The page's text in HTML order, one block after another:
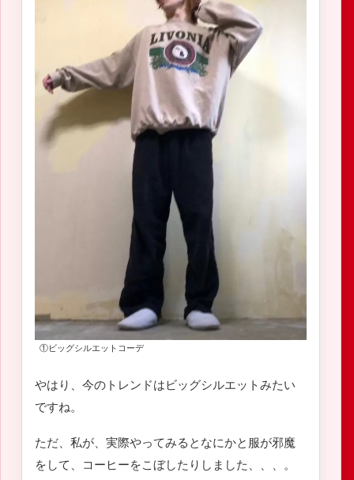
①ビッグシルエットコーデ
やはり、今のトレンドはビッグシルエットみたい
ですね。
ただ、私が、実際やってみるとなにかと服が邪魔
をして、コーヒーをこぼしたりしました、、、。